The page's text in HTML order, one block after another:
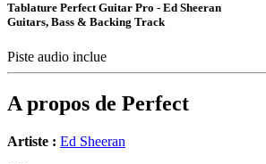
Tablature Perfect Guitar Pro - Ed Sheeran
Guitars, Bass & Backing Track
Piste audio inclue
A propos de Perfect
Artiste : Ed Sheeran